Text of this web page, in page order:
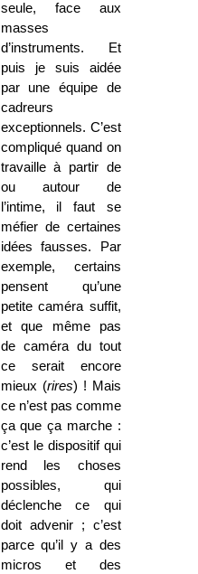
seule, face aux
masses
d’instruments. Et
puis je suis aidée
par une équipe de
cadreurs
exceptionnels. C’est
compliqué quand on
travaille à partir de
ou autour de
l’intime, il faut se
méfier de certaines
idées fausses. Par
exemple, certains
pensent qu’une
petite caméra suffit,
et que même pas
de caméra du tout
ce serait encore
mieux (rires) ! Mais
ce n’est pas comme
ça que ça marche :
c’est le dispositif qui
rend les choses
possibles, qui
déclenche ce qui
doit advenir ; c’est
parce qu’il y a des
micros et des